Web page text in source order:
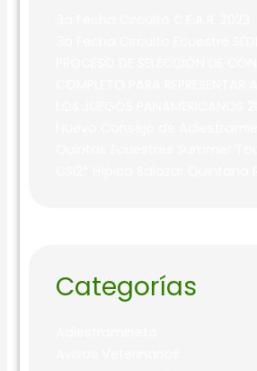
Categorías